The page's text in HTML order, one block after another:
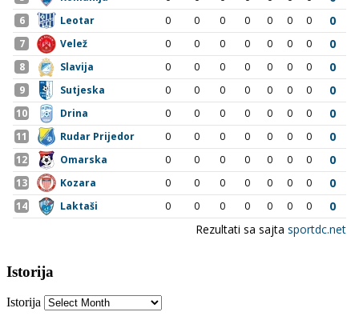
Istorija
Istorija